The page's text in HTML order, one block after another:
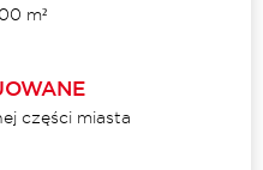
m²
części miasta